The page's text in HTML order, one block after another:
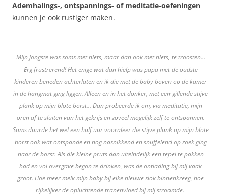
Ademhalings-, ontspannings- of meditatie-oefeningen
kunnen je ook rustiger maken.
Mijn jongste was soms met niets, maar dan ook met niets, te troosten…
Erg frustrerend! Het enige wat dan hielp was papa met de oudste
kinderen beneden achterlaten en ik die met de baby boven op de kamer
in de hangmat ging liggen. Alleen en in het donker, met een gillende stijve
plank op mijn blote borst… Dan probeerde ik om, via meditatie, mijn
oren af te sluiten van het gekrijs en zoveel mogelijk zelf te ontspannen.
Soms duurde het wel een half uur vooraleer die stijve plank op mijn blote
borst ook wat ontspande en nog nasnikkend en snuffelend op zoek ging
naar de borst. Als die kleine pruts dan uiteindelijk een tepel te pakken
had en vol overgave begon te drinken, was de ontlading bij mij vaak
groot. Hoe meer melk mijn baby bij elke nieuwe slok binnenkreeg, hoe
rijkelijker de opluchtende tranenvloed bij mij stroomde.